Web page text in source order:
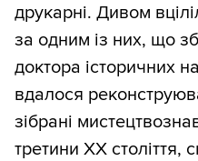
друкарні. Дивом
за одним із них, що
доктора історичних
вдалося
зібрані
третини ХХ століття,